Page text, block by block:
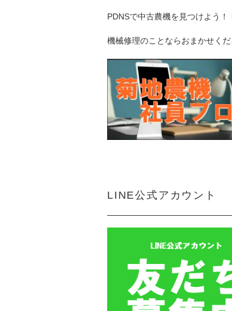
PDNSで中古農機を見つけよう！
機械修理のことならおまかせくだ
LINE公式アカウント